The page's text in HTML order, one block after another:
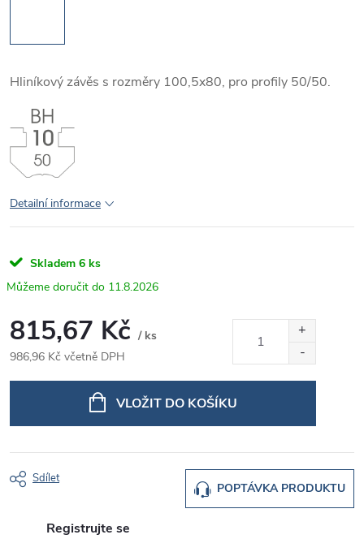
Hliníkový závěs s rozměry 100,5x80, pro profily 50/50.
Detailní informace
Skladem 6 ks
11.8.2026
815,67 Kč / ks
986,96 Kč včetně DPH
VLOŽIT DO KOŠÍKU
POPTÁVKA PRODUKTU
Sdílet
Registrujte se